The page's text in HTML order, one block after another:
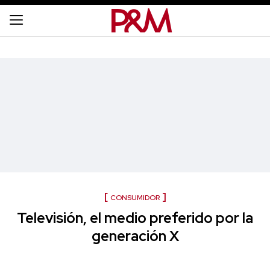
CONSUMIDOR
Televisión, el medio preferido por la
generación X